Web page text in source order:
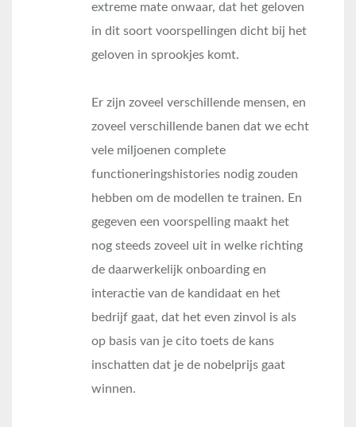
extreme mate onwaar, dat het geloven
in dit soort voorspellingen dicht bij het
geloven in sprookjes komt.
Er zijn zoveel verschillende mensen, en
zoveel verschillende banen dat we echt
vele miljoenen complete
functioneringshistories nodig zouden
hebben om de modellen te trainen. En
gegeven een voorspelling maakt het
nog steeds zoveel uit in welke richting
de daarwerkelijk onboarding en
interactie van de kandidaat en het
bedrijf gaat, dat het even zinvol is als
op basis van je cito toets de kans
inschatten dat je de nobelprijs gaat
winnen.